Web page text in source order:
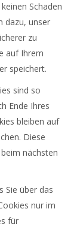
Schaden
dazu, unser
zu
auf Ihrem
speichert.
sind so
Ende Ihres
bleiben auf
Diese
nächsten
Sie über das
nur im
für